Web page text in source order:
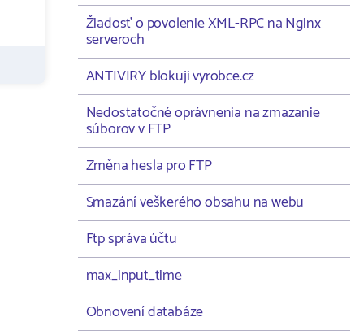
Žiadosť o povolenie XML-RPC na Nginx
serveroch
ANTIVIRY blokuji vyrobce.cz
Nedostatočné oprávnenia na zmazanie
súborov v FTP
Změna hesla pro FTP
Smazání veškerého obsahu na webu
Ftp správa účtu
max_input_time
Obnovení databáze